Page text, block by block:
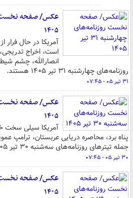
۱۴۰۵
آمریکا در حال فرار
است، اخراج
انصارالله، چشم
روزنامه‌های چهارشنبه ۳۱ تیر ۱۴۰۵ هستند.
۳۱ تیر ۰۵ - ۰۷:۴۵
۱۴۰۵
آمریکا سیلی سخت
پناه برد، محاصره دریایی عربستان، ترامپ
جمله تیترهای روزنامه‌های سه‌شنبه ۳۰ تیر ۱۴۰۵ هستند.
۳۰ تیر ۰۵ - ۰۷:۴۵
۱۴۰۵